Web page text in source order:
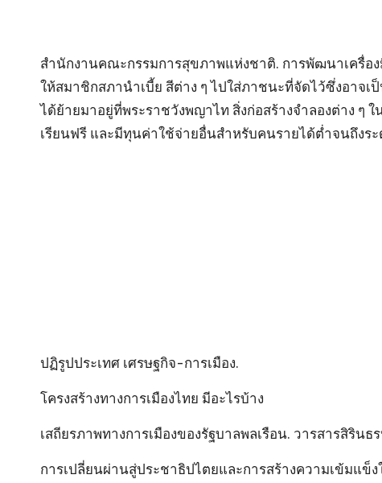
สำนักงานคณะกรรมการสุขภาพแห่งชาติ. การพัฒนาเครื่อ
ให้สมาชิกสภานำเบี้ย สีต่าง ๆ ไปใส่ภาชนะที่จัดไว้ซึ่งอา
ได้ย้ายมาอยู่ที่พระราชวังพญาไท สิ่งก่อสร้างจำลองต่าง
เรียนฟรี และมีทุนค่าใช้จ่ายอื่นสำหรับคนรายได้ต่ำจนถึง
ปฏิรูปประเทศ เศรษฐกิจ-การเมือง.
โครงสร้างทางการเมืองไทย มีอะไรบ้าง
เสถียรภาพทางการเมืองของรัฐบาลพลเรือน. วารสารสิริน
การเปลี่ยนผ่านสู่ประชาธิปไตยและการสร้างความเข้มแ